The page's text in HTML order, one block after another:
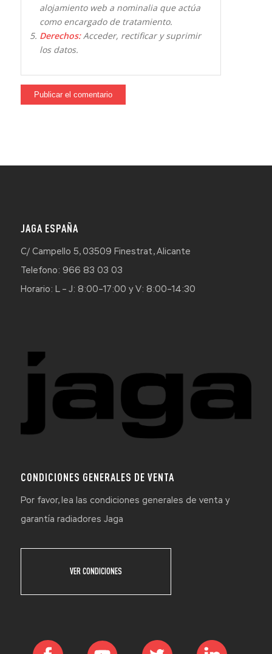
alojamiento web a nominalia que actúa
como encargado de tratamiento.
Derechos:Acceder, rectificar y suprimir
los datos.
JAGA ESPAÑA
C/ Campello 5, 03509 Finestrat, Alicante
Telefono: 966 83 03 03
Horario: L – J: 8:00–17:00 y V: 8:00–14:30
CONDICIONES GENERALES DE VENTA
Por favor, lea las condiciones generales de venta y
garantía radiadores Jaga
VER CONDICIONES